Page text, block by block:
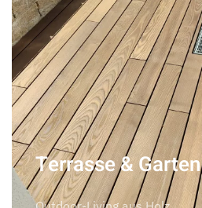
Terrasse & Garten